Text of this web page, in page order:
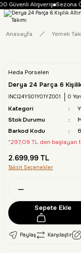
Güvenli Alışveriş Sezona
Anasayfa Yemek
Heda Porselen
Derya 24 Parça 6 Kişilik
INCI24YS01Y01YZ001 0
Kategori
Stok Durumu
Barkod Kodu
*297,09 TL den başlayan
2.699,99 TL
Taksit Seçenekler
Sepete Ekle
Paylaş Karşılaştır